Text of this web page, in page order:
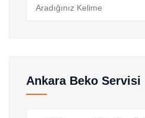
Ankara Beko Servisi